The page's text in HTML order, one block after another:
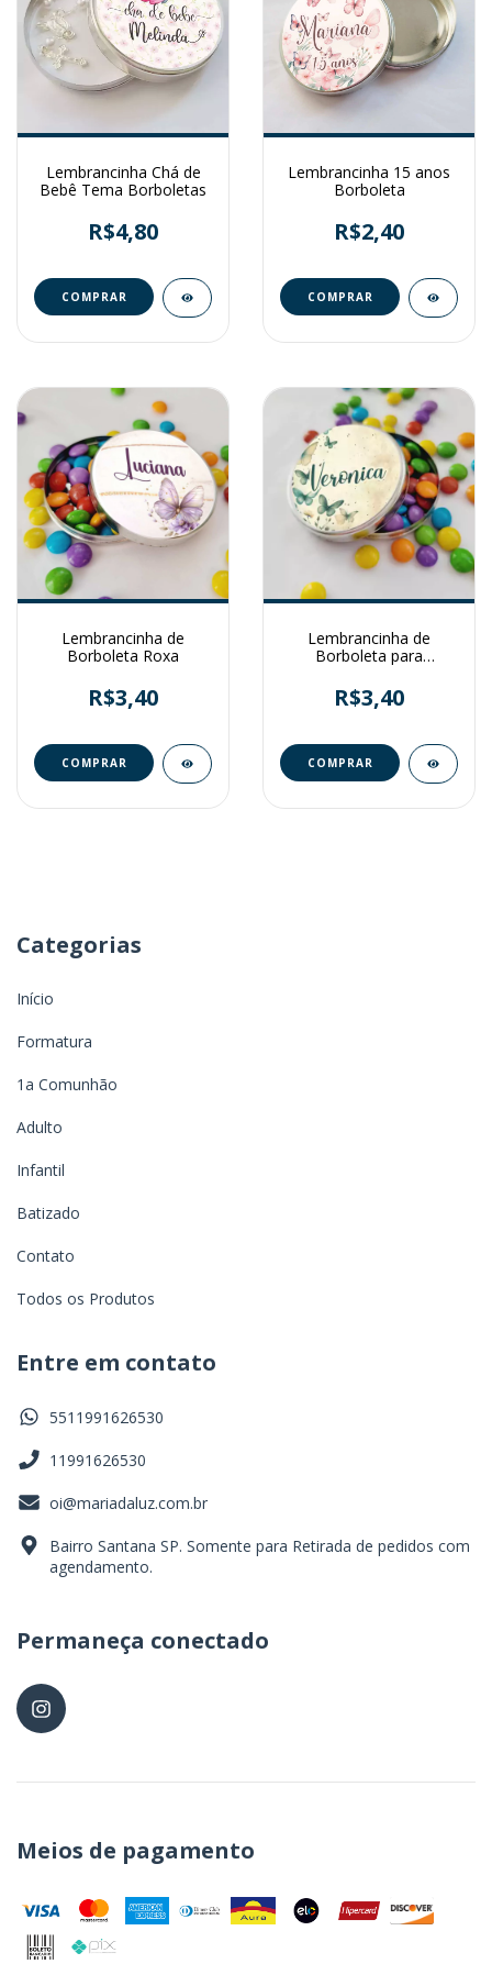
Lembrancinha Chá de
Bebê Tema Borboletas
R$4,80
Lembrancinha 15 anos
Borboleta
R$2,40
Lembrancinha de
Borboleta Roxa
R$3,40
Lembrancinha de
Borboleta para
R$3,40
Categorias
Início
Formatura
1a Comunhão
Adulto
Infantil
Batizado
Contato
Todos os Produtos
Entre em contato
5511991626530
11991626530
oi@mariadaluz.com.br
Bairro Santana SP. Somente para Retirada de pedidos com
agendamento.
Permaneça conectado
Meios de pagamento